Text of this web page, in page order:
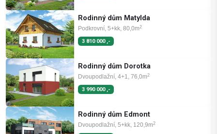
Rodinný dům Matylda
Podkrovní, 5+kk, 80,0m2
3 810 000 ,-
Rodinný dům Dorotka
Dvoupodlažní, 4+1, 76,0m2
3 990 000 ,-
Rodinný dům Edmont
Dvoupodlažní, 5+kk, 120,9m2